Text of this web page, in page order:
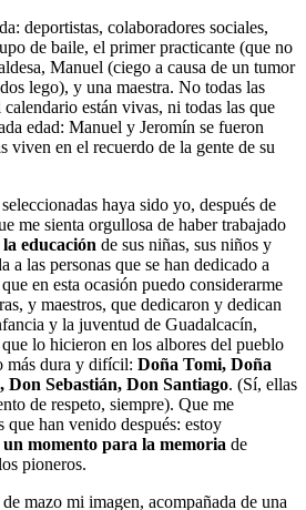
deportistas, colaboradores sociales,
de baile, el primer practicante (que no
Manuel (ciego a causa de un tumor
lego), y una maestra. No todas las
están vivas, ni todas las que
edad: Manuel y Jeromín se fueron
viven en el recuerdo de la gente de su
haya sido yo, después de
me sienta orgullosa de haber trabajado
educación de sus niñas, sus niños y
a las personas que se han dedicado a
en esta ocasión puedo considerarme
y maestros, que dedicaron y dedican
y la juventud de Guadalcacín,
lo hicieron en los albores del pueblo
más dura y difícil: Doña Tomi, Doña
Sebastián, Don Santiago. (Sí, ellas
de respeto, siempre). Que me
que han venido después: estoy
un momento para la memoria de
pioneros.
mazo mi imagen, acompañada de una